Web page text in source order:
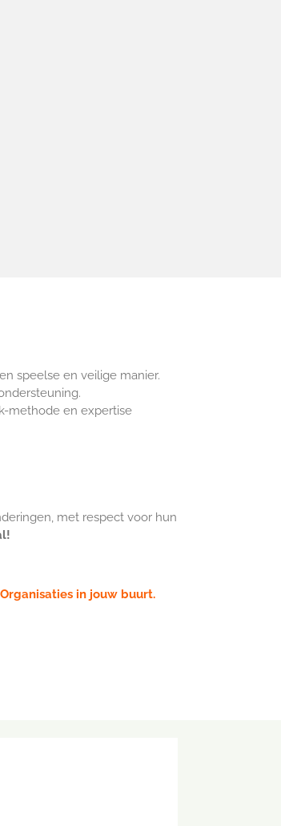
speelse en veilige manier.
methode en expertise
met respect voor hun
in jouw buurt.